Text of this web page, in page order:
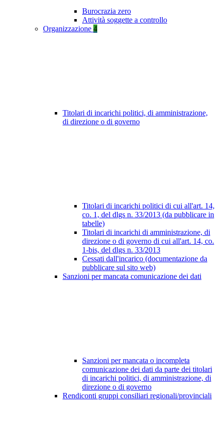
Burocrazia zero
Attività soggette a controllo
Organizzazione 4
Titolari di incarichi politici, di amministrazione,
di direzione o di governo
Titolari di incarichi politici di cui all'art. 14,
co. 1, del dlgs n. 33/2013 (da pubblicare in
tabelle)
Titolari di incarichi di amministrazione, di
direzione o di governo di cui all'art. 14, co.
1-bis, del dlgs n. 33/2013
Cessati dall'incarico (documentazione da
pubblicare sul sito web)
Sanzioni per mancata comunicazione dei dati
Sanzioni per mancata o incompleta
comunicazione dei dati da parte dei titolari
di incarichi politici, di amministrazione, di
direzione o di governo
Rendiconti gruppi consiliari regionali/provinciali